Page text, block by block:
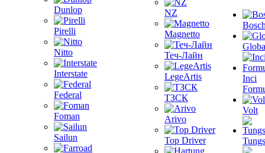
Dunlop
Pirelli
Nitto
Interstate
Federal
Foman
Sailun
NZ
Magnetto
Теч-Лайн
LegeArtis
ТЗСК
Arivo
Top Driver
Inci
Volt